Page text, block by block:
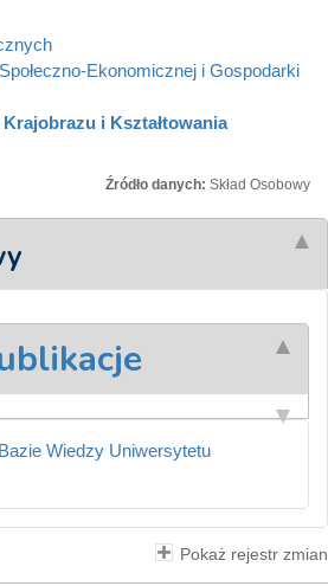
Ekonomicznej i Gospodarki
Krajobrazu i Kształtowania
Źródło danych: Skład Osobowy
Wiedzy Uniwersytetu
Pokaż rejestr zmian